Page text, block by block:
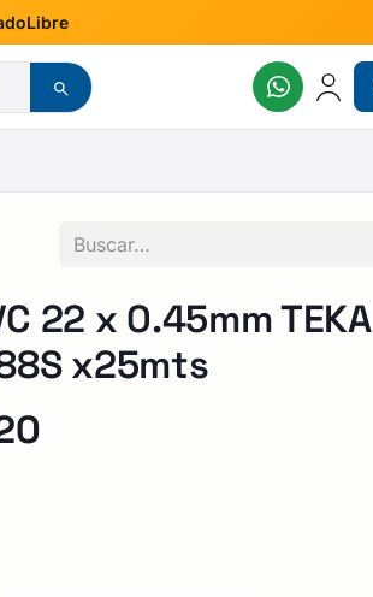
22 x 0.45mm TEKA
x25mts